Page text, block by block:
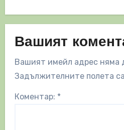
Вашият
Вашият имейл адрес няма
Задължителните полета
Коментар: *